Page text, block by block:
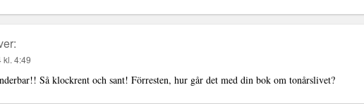
kl. 4:49
Så klockrent och sant! Förresten, hur går det med din bok om tonårslivet?